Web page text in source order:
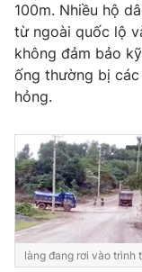
Photo
Video
VTV Sức khoẻ
Thị trường 24h
100m. Nhiều hộ
từ ngoài quốc lộ
không đảm bảo
ống thường bị
hỏng.
làng đang rơi vào trình